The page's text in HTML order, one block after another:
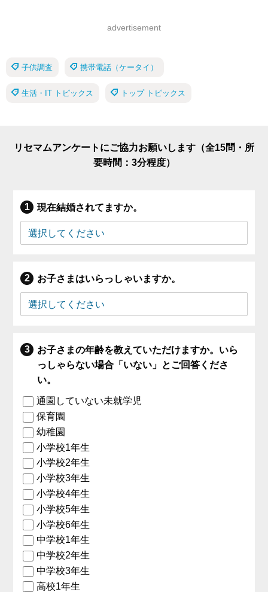
advertisement
子供調査 携帯電話（ケータイ）
生活・IT トピックス トップ トピックス
リセマムアンケートにご協力お願いします（全15問・所
要時間：3分程度）
現在結婚されてますか。
お子さまはいらっしゃいますか。
お子さまの年齢を教えていただけますか。いら
っしゃらない場合「いない」とご回答くださ
い。
通園していない未就学児
保育園
幼稚園
小学校1年生
小学校2年生
小学校3年生
小学校4年生
小学校5年生
小学校6年生
中学校1年生
中学校2年生
中学校3年生
高校1年生